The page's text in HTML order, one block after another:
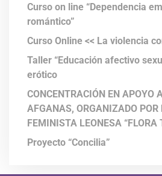
Curso on line “Dependencia
romántico”
Curso Online << La violencia
Taller “Educación afectivo
erótico
CONCENTRACIÓN EN APOYO
AFGANAS, ORGANIZADO
FEMINISTA LEONESA “FLORA
Proyecto “Concilia”